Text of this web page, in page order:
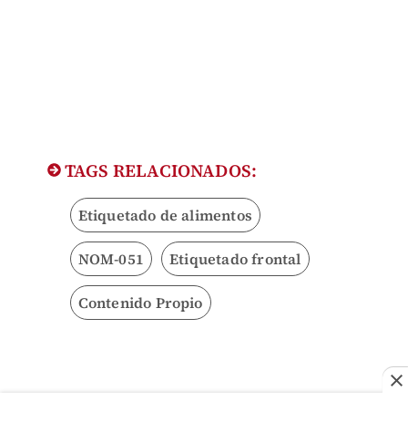
TAGS RELACIONADOS:
Etiquetado de alimentos
NOM-051 Etiquetado frontal
Contenido Propio